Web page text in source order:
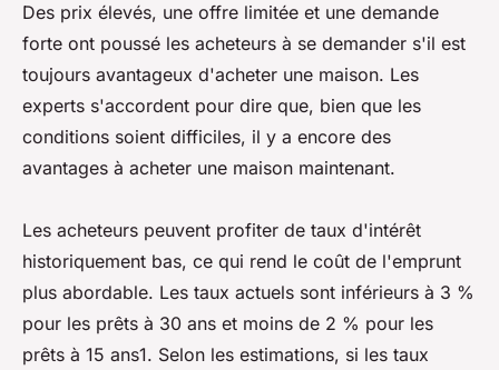
Des prix élevés, une offre limitée et une demande
forte ont poussé les acheteurs à se demander s'il est
toujours avantageux d'acheter une maison. Les
experts s'accordent pour dire que, bien que les
conditions soient difficiles, il y a encore des
avantages à acheter une maison maintenant.
Les acheteurs peuvent profiter de taux d'intérêt
historiquement bas, ce qui rend le coût de l'emprunt
plus abordable. Les taux actuels sont inférieurs à 3 %
pour les prêts à 30 ans et moins de 2 % pour les
prêts à 15 ans1. Selon les estimations, si les taux